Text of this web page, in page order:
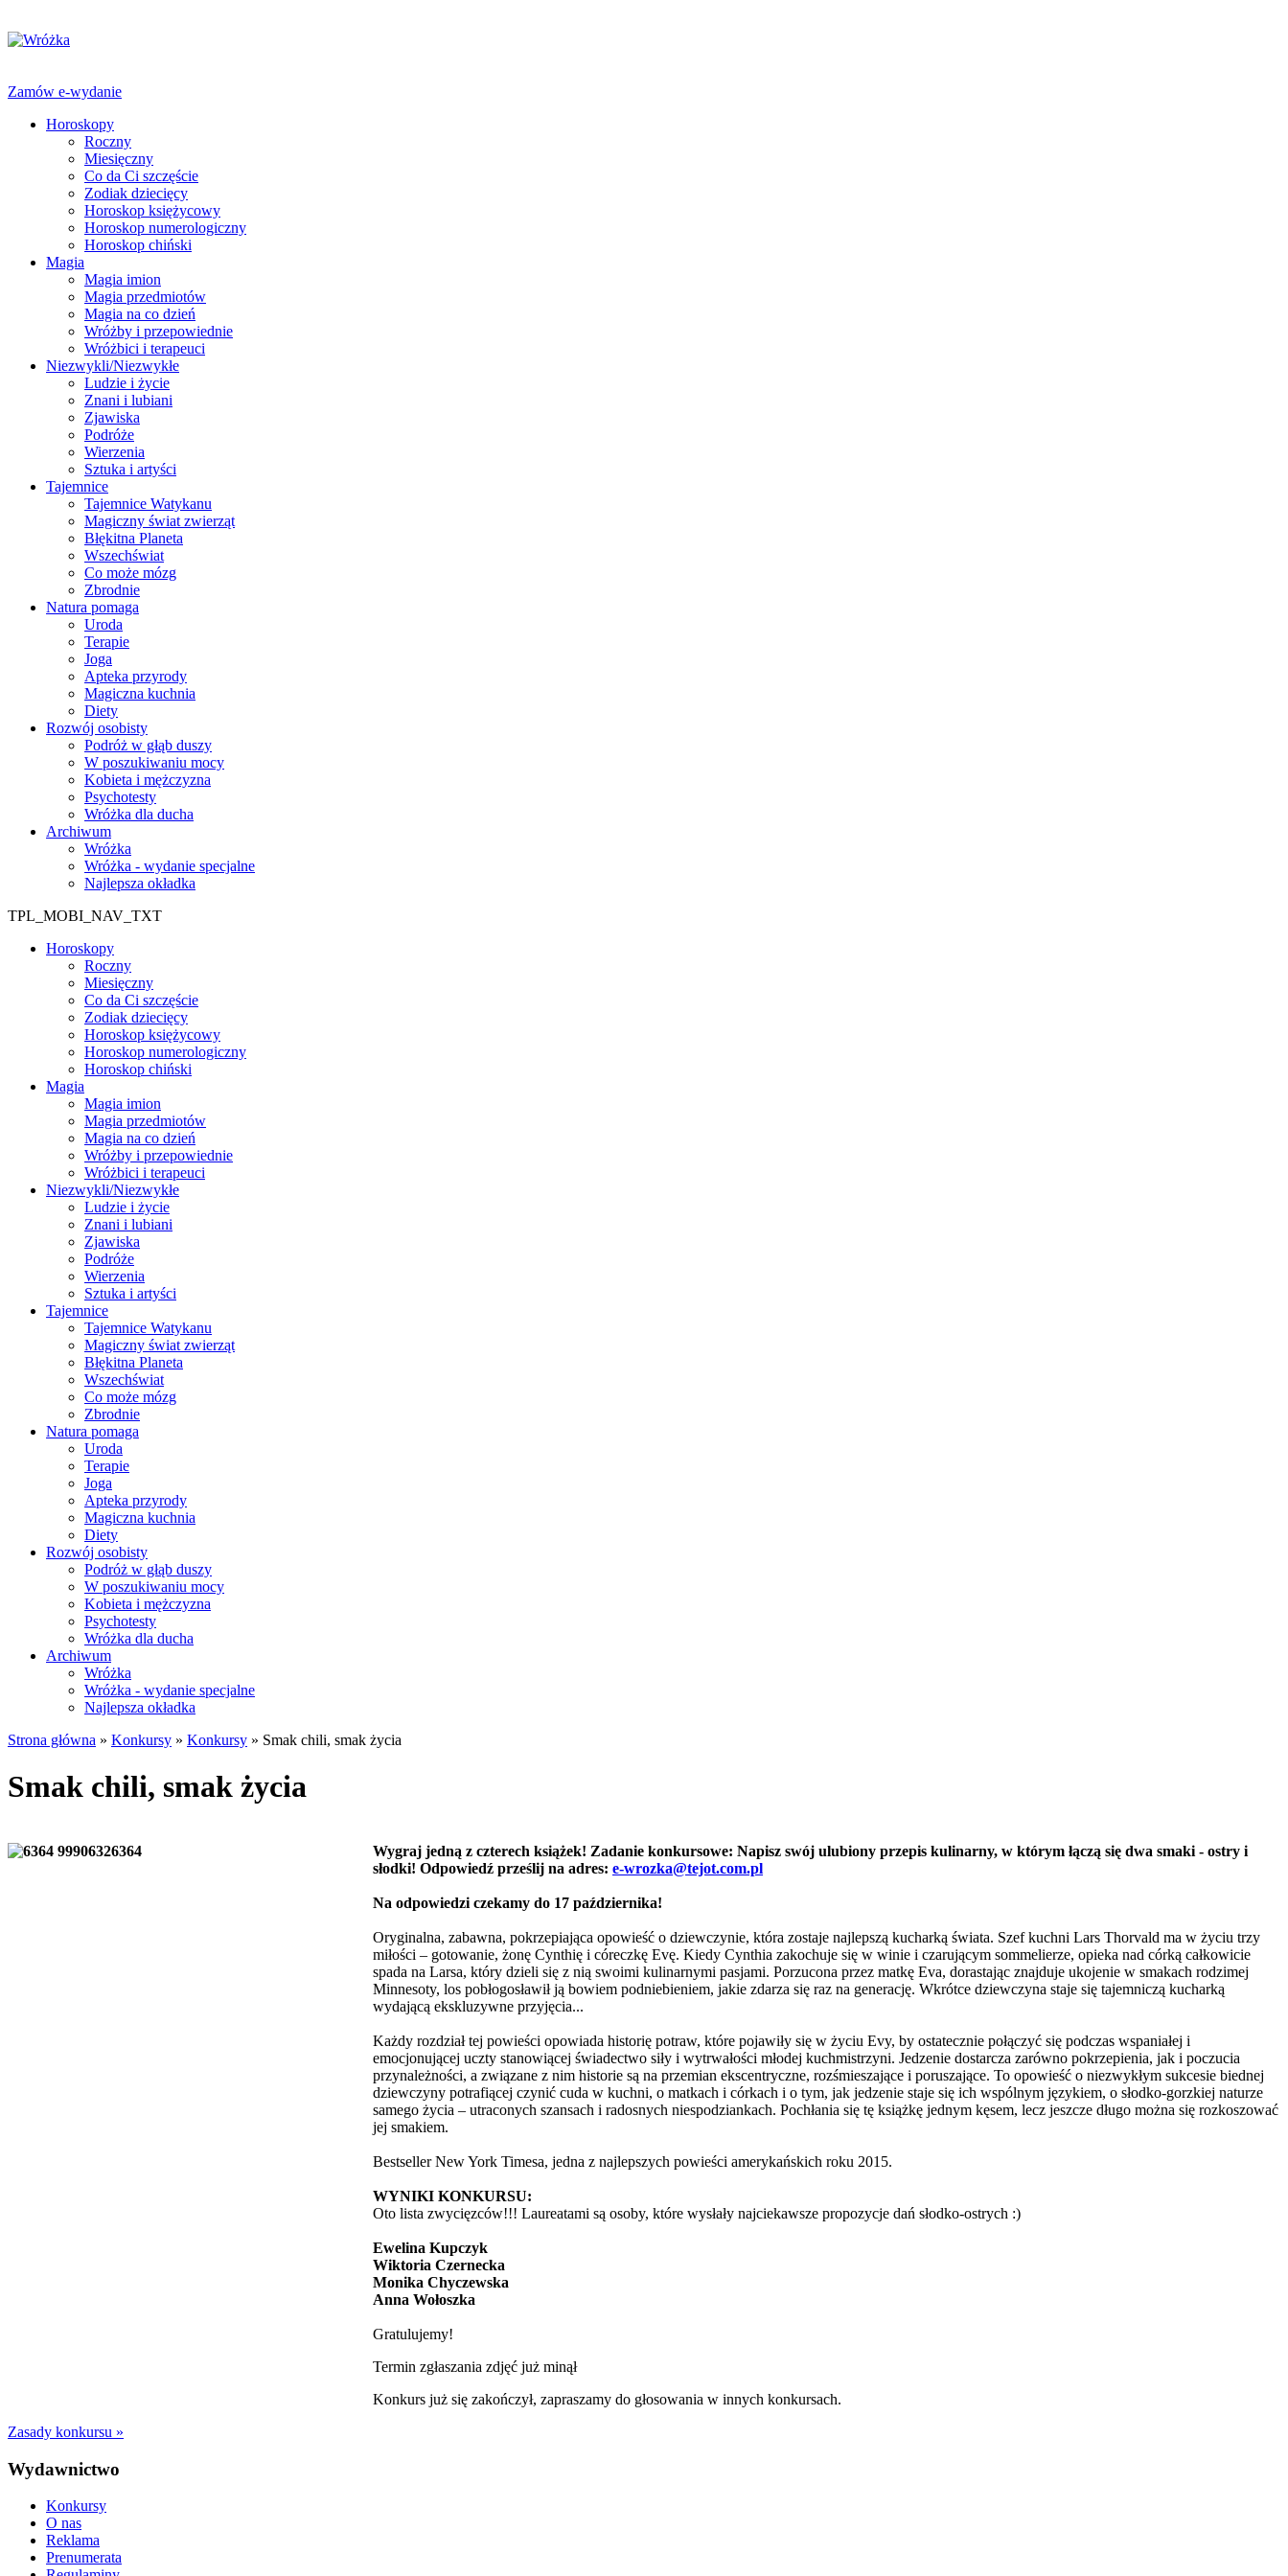
Zamów e-wydanie
Horoskopy
Roczny
Miesięczny
Co da Ci szczęście
Zodiak dziecięcy
Horoskop księżycowy
Horoskop numerologiczny
Horoskop chiński
Magia
Magia imion
Magia przedmiotów
Magia na co dzień
Wróżby i przepowiednie
Wróżbici i terapeuci
Niezwykli/Niezwykłe
Ludzie i życie
Znani i lubiani
Zjawiska
Podróże
Wierzenia
Sztuka i artyści
Tajemnice
Tajemnice Watykanu
Magiczny świat zwierząt
Błękitna Planeta
Wszechświat
Co może mózg
Zbrodnie
Natura pomaga
Uroda
Terapie
Joga
Apteka przyrody
Magiczna kuchnia
Diety
Rozwój osobisty
Podróż w głąb duszy
W poszukiwaniu mocy
Kobieta i mężczyzna
Psychotesty
Wróżka dla ducha
Archiwum
Wróżka
Wróżka - wydanie specjalne
Najlepsza okładka
TPL_MOBI_NAV_TXT
Horoskopy
Roczny
Miesięczny
Co da Ci szczęście
Zodiak dziecięcy
Horoskop księżycowy
Horoskop numerologiczny
Horoskop chiński
Magia
Magia imion
Magia przedmiotów
Magia na co dzień
Wróżby i przepowiednie
Wróżbici i terapeuci
Niezwykli/Niezwykłe
Ludzie i życie
Znani i lubiani
Zjawiska
Podróże
Wierzenia
Sztuka i artyści
Tajemnice
Tajemnice Watykanu
Magiczny świat zwierząt
Błękitna Planeta
Wszechświat
Co może mózg
Zbrodnie
Natura pomaga
Uroda
Terapie
Joga
Apteka przyrody
Magiczna kuchnia
Diety
Rozwój osobisty
Podróż w głąb duszy
W poszukiwaniu mocy
Kobieta i mężczyzna
Psychotesty
Wróżka dla ducha
Archiwum
Wróżka
Wróżka - wydanie specjalne
Najlepsza okładka
Strona główna » Konkursy » Konkursy » Smak chili, smak życia
Smak chili, smak życia
Wygraj jedną z czterech książek! Zadanie konkursowe: Napisz swój ulubiony przepis kulinarny, w którym łączą się dwa smaki - ostry i
słodki! Odpowiedź prześlij na adres: e-wrozka@tejot.com.pl
Na odpowiedzi czekamy do 17 października!
Oryginalna, zabawna, pokrzepiająca opowieść o dziewczynie, która zostaje najlepszą kucharką świata. Szef kuchni Lars Thorvald ma w życiu trzy
miłości – gotowanie, żonę Cynthię i córeczkę Evę. Kiedy Cynthia zakochuje się w winie i czarującym sommelierze, opieka nad córką całkowicie
spada na Larsa, który dzieli się z nią swoimi kulinarnymi pasjami. Porzucona przez matkę Eva, dorastając znajduje ukojenie w smakach rodzimej
Minnesoty, los pobłogosławił ją bowiem podniebieniem, jakie zdarza się raz na generację. Wkrótce dziewczyna staje się tajemniczą kucharką
wydającą ekskluzywne przyjęcia...
Każdy rozdział tej powieści opowiada historię potraw, które pojawiły się w życiu Evy, by ostatecznie połączyć się podczas wspaniałej i
emocjonującej uczty stanowiącej świadectwo siły i wytrwałości młodej kuchmistrzyni. Jedzenie dostarcza zarówno pokrzepienia, jak i poczucia
przynależności, a związane z nim historie są na przemian ekscentryczne, rozśmieszające i poruszające. To opowieść o niezwykłym sukcesie biednej
dziewczyny potrafiącej czynić cuda w kuchni, o matkach i córkach i o tym, jak jedzenie staje się ich wspólnym językiem, o słodko-gorzkiej naturze
samego życia – utraconych szansach i radosnych niespodziankach. Pochłania się tę książkę jednym kęsem, lecz jeszcze długo można się rozkoszować
jej smakiem.
Bestseller New York Timesa, jedna z najlepszych powieści amerykańskich roku 2015.
WYNIKI KONKURSU:
Oto lista zwycięzców!!! Laureatami są osoby, które wysłały najciekawsze propozycje dań słodko-ostrych :)
Ewelina Kupczyk
Wiktoria Czernecka
Monika Chyczewska
Anna Wołoszka
Gratulujemy!
Termin zgłaszania zdjęć już minął
Konkurs już się zakończył, zapraszamy do głosowania w innych konkursach.
Zasady konkursu »
Wydawnictwo
Konkursy
O nas
Reklama
Prenumerata